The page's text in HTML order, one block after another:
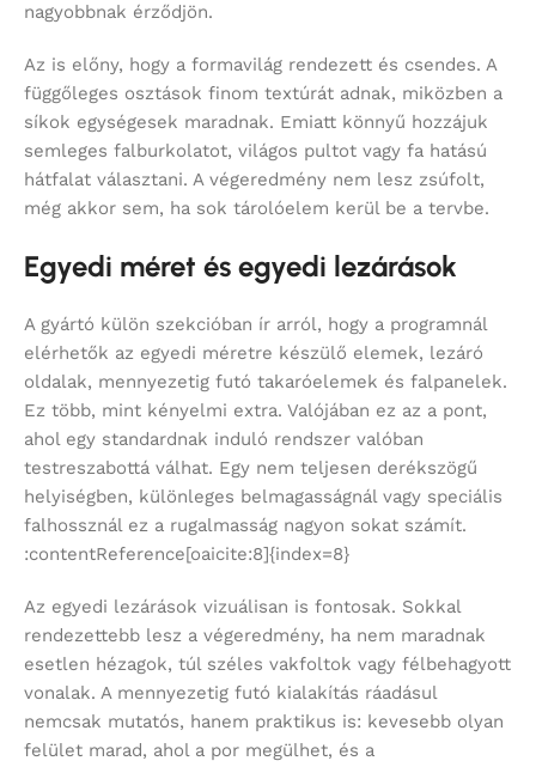
nagyobbnak érződjön.
Az is előny, hogy a formavilág rendezett és csendes. A
függőleges osztások finom textúrát adnak, miközben a
síkok egységesek maradnak. Emiatt könnyű hozzájuk
semleges falburkolatot, világos pultot vagy fa hatású
hátfalat választani. A végeredmény nem lesz zsúfolt,
még akkor sem, ha sok tárolóelem kerül be a tervbe.
Egyedi méret és egyedi lezárások
A gyártó külön szekcióban ír arról, hogy a programnál
elérhetők az egyedi méretre készülő elemek, lezáró
oldalak, mennyezetig futó takaróelemek és falpanelek.
Ez több, mint kényelmi extra. Valójában ez az a pont,
ahol egy standardnak induló rendszer valóban
testreszabottá válhat. Egy nem teljesen derékszögű
helyiségben, különleges belmagasságnál vagy speciális
falhossznál ez a rugalmasság nagyon sokat számít.
:contentReference[oaicite:8]{index=8}
Az egyedi lezárások vizuálisan is fontosak. Sokkal
rendezettebb lesz a végeredmény, ha nem maradnak
esetlen hézagok, túl széles vakfoltok vagy félbehagyott
vonalak. A mennyezetig futó kialakítás ráadásul
nemcsak mutatós, hanem praktikus is: kevesebb olyan
felület marad, ahol a por megülhet, és a